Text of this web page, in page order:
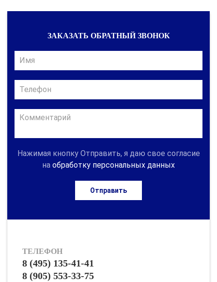
ЗАКАЗАТЬ ОБРАТНЫЙ ЗВОНОК
Нажимая кнопку Отправить, я даю свое согласие
на обработку персональных данных
Отправить
ТЕЛЕФОН
8 (495) 135-41-41
8 (905) 553-33-75